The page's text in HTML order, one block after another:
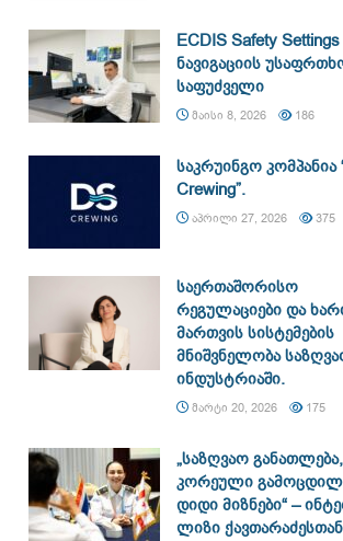
ECDIS Safety
ნავიგაციის
საფუძველი
ᲛᲐᲘᲡᲘ 8, 2026 186
საკრუინგო კომპანია
Crewing”.
ᲐᲞᲠᲘᲚᲘ 27, 2026 375
საერთაშორისო
რეგულაციები და
მართვის სისტემების
მნიშვნელობა
ინდუსტრიაში.
ᲛᲐᲠᲢᲘ 20, 2026 175
„საზღვაო განათლება,
კორეული
დიდი მიზნები“ –
ლიზი ქავთარაძესთან